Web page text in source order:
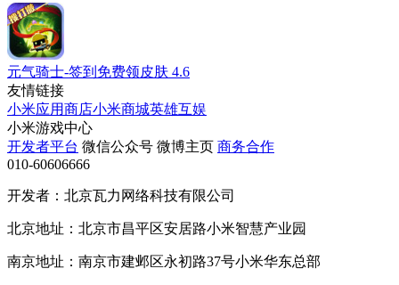
元气骑士-签到免费领皮肤 4.6
友情链接
小米应用商店小米商城英雄互娱
小米游戏中心
开发者平台 微信公众号 微博主页 商务合作
010-60606666
开发者：北京瓦力网络科技有限公司
北京地址：北京市昌平区安居路小米智慧产业园
南京地址：南京市建邺区永初路37号小米华东总部